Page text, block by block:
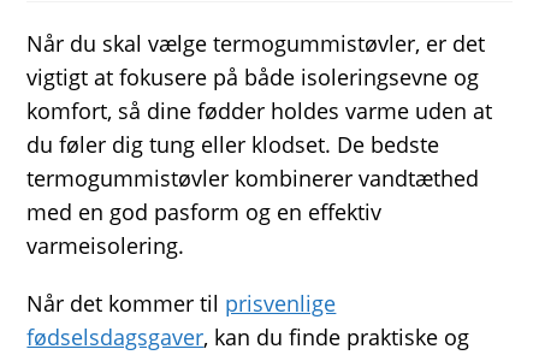
Når du skal vælge termogummistøvler, er det
vigtigt at fokusere på både isoleringsevne og
komfort, så dine fødder holdes varme uden at
du føler dig tung eller klodset. De bedste
termogummistøvler kombinerer vandtæthed
med en god pasform og en effektiv
varmeisolering.
Når det kommer til prisvenlige
fødselsdagsgaver, kan du finde praktiske og